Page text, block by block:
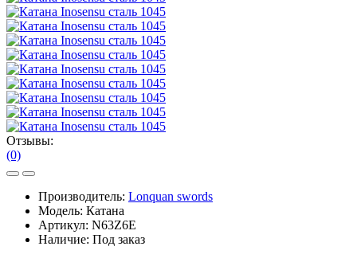
Отзывы:
(0)
Производитель: Lonquan swords
Модель: Катана
Артикул: N63Z6E
Наличие: Под заказ